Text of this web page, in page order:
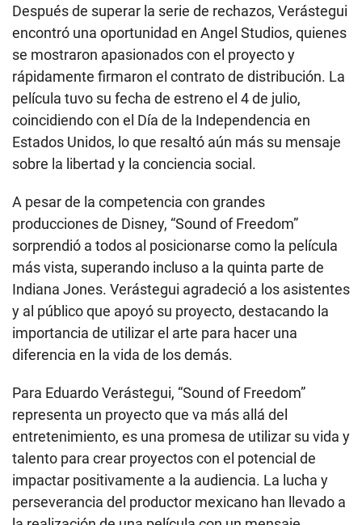
Después de superar la serie de rechazos, Verástegui
encontró una oportunidad en Angel Studios, quienes
se mostraron apasionados con el proyecto y
rápidamente firmaron el contrato de distribución. La
película tuvo su fecha de estreno el 4 de julio,
coincidiendo con el Día de la Independencia en
Estados Unidos, lo que resaltó aún más su mensaje
sobre la libertad y la conciencia social.
A pesar de la competencia con grandes
producciones de Disney, “Sound of Freedom”
sorprendió a todos al posicionarse como la película
más vista, superando incluso a la quinta parte de
Indiana Jones. Verástegui agradeció a los asistentes
y al público que apoyó su proyecto, destacando la
importancia de utilizar el arte para hacer una
diferencia en la vida de los demás.
Para Eduardo Verástegui, “Sound of Freedom”
representa un proyecto que va más allá del
entretenimiento, es una promesa de utilizar su vida y
talento para crear proyectos con el potencial de
impactar positivamente a la audiencia. La lucha y
perseverancia del productor mexicano han llevado a